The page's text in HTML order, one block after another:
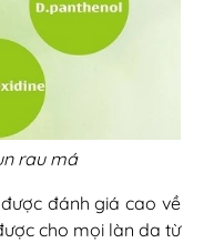
rau má
đánh giá cao về
cho mọi làn da từ